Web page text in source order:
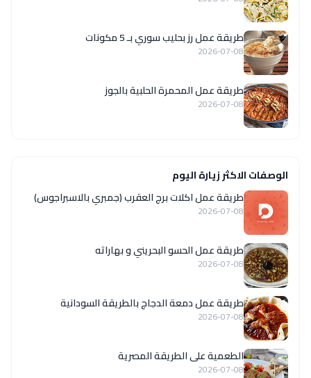
طريقة عمل رز بحليب سوري بـ 5 مكونات
2026-07-08
طريقة عمل المحمرة الحلبية بالجوز
2026-07-08
الوصفات الاكثر زيارة اليوم
طريقة عمل اكلات برج العقرب (جمبري بالاسبراجوس)
2026-07-08
طريقة عمل الحسو البحريني و بهاراته
2026-07-08
طريقة عمل دمعة الدجاج بالطريقة السودانية
2026-07-08
الطعمية على الطريقة المصرية
2026-07-08